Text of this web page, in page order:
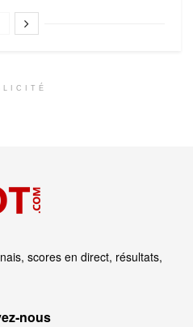
scores en direct, résultats,